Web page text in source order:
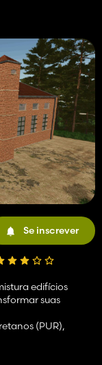
Se inscrever
edifícios
suas
(PUR),